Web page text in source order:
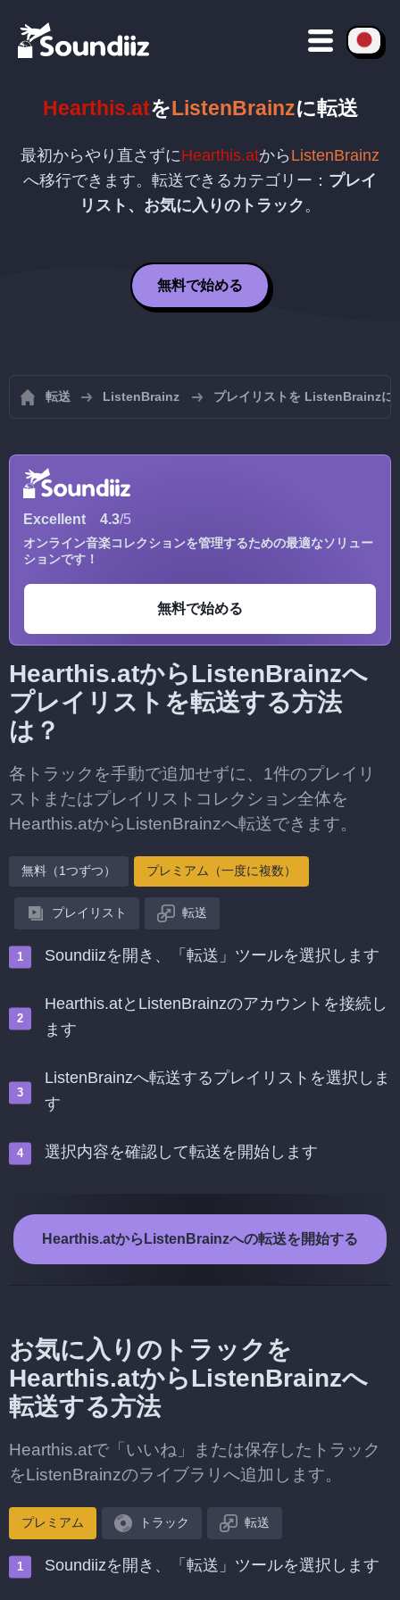
Hearthis.atをListenBrainzに転送
最初からやり直さずにHearthis.atから ListenBrainz
へ移行できます。転送できるカテゴリー： プレイ
リスト、お気に入りのトラック。
無料で始める
転送 ListenBrainz プレイリストを ListenBrainzに
Excellent 4.3/5
オンライン音楽コレクションを管理するための最適なソリュー
ションです！
無料で始める
Hearthis.atからListenBrainzへ
プレイリストを転送する方法
は？
各トラックを手動で追加せずに、1件のプレイリ
ストまたはプレイリストコレクション全体を
Hearthis.atからListenBrainzへ転送できます。
無料（1つずつ） プレミアム（一度に複数）
プレイリスト 転送
Soundiizを開き、「転送」ツールを選択します
Hearthis.atとListenBrainzのアカウントを接続し
ます
ListenBrainzへ転送するプレイリストを選択しま
す
選択内容を確認して転送を開始します
Hearthis.atからListenBrainzへの転送を開始する
お気に入りのトラックを
Hearthis.atからListenBrainzへ
転送する方法
Hearthis.atで「いいね」または保存したトラック
をListenBrainzのライブラリへ追加します。
プレミアム トラック 転送
Soundiizを開き、「転送」ツールを選択します